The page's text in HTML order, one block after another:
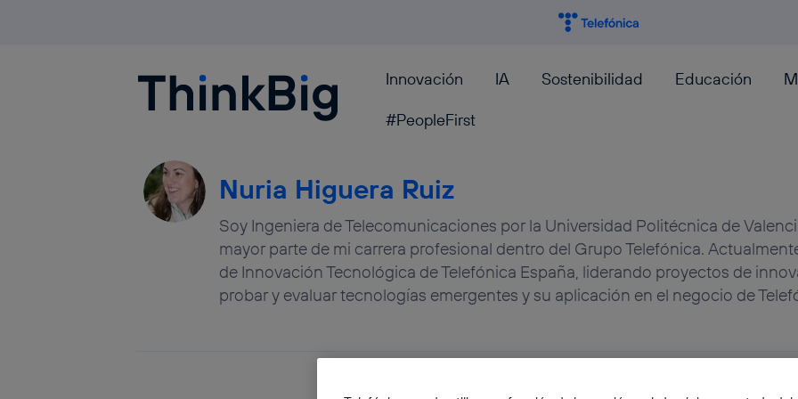
Blogthinkbig.com Innovación IA Sostenibilidad Educación
#PeopleFirst
Nuria Higuera Ruiz
Soy Ingeniera de Telecomunicaciones por la Universidad Politécnica de
mayor parte de mi carrera profesional dentro del Grupo Telefónica.
de Innovación Tecnológica de Telefónica España, liderando proyectos de
probar y evaluar tecnologías emergentes y su aplicación en el negocio de